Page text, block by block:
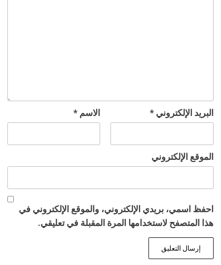
الاسم * البريد الإلكتروني *
الموقع الإلكتروني
احفظ اسمي، بريدي الإلكتروني، والموقع الإلكتروني في
هذا المتصفح لاستخدامها المرة المقبلة في تعليقي.